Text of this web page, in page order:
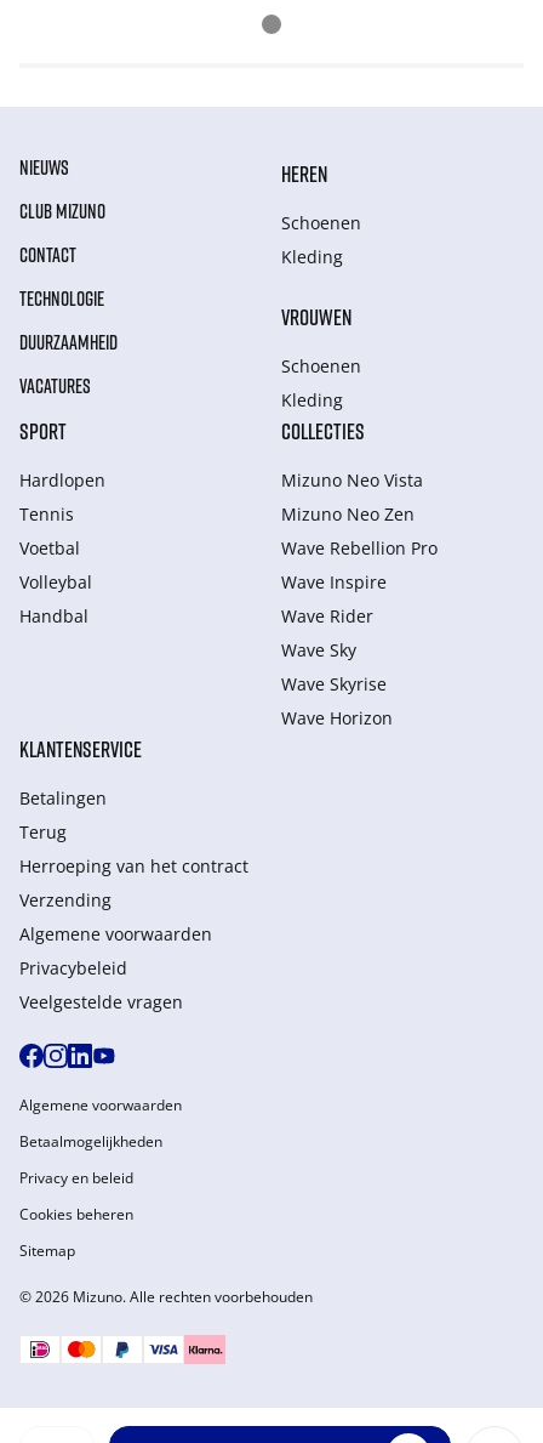
NIEUWS
CLUB MIZUNO
CONTACT
TECHNOLOGIE
DUURZAAMHEID
VACATURES
HEREN
Schoenen
Kleding
VROUWEN
Schoenen
Kleding
SPORT
Hardlopen
Tennis
Voetbal
Volleybal
Handbal
COLLECTIES
Mizuno Neo Vista
Mizuno Neo Zen
Wave Rebellion Pro
Wave Inspire
Wave Rider
Wave Sky
Wave Skyrise
Wave Horizon
KLANTENSERVICE
Betalingen
Terug
Herroeping van het contract
Verzending
Algemene voorwaarden
Privacybeleid
Veelgestelde vragen
© 2026 Mizuno. Alle rechten voorbehouden
Algemene voorwaarden
Betaalmogelijkheden
Privacy en beleid
Cookies beheren
Sitemap